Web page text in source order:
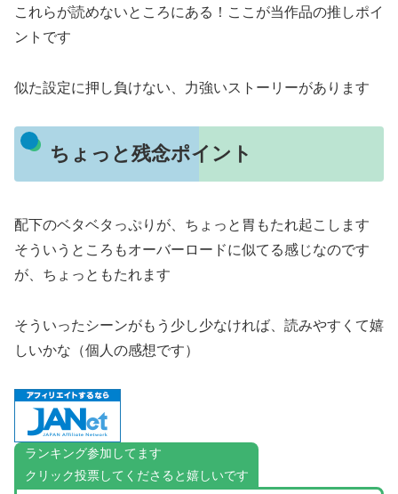
これらが読めないところにある！ここが当作品の推しポイ
ントです
似た設定に押し負けない、力強いストーリーがあります
ちょっと残念ポイント
配下のベタベタっぷりが、ちょっと胃もたれ起こします
そういうところもオーバーロードに似てる感じなのです
が、ちょっともたれます
そういったシーンがもう少し少なければ、読みやすくて嬉
しいかな（個人の感想です）
ランキング参加してます
クリック投票してくださると嬉しいです